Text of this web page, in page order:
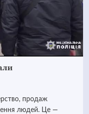
продаж
людей. Це —